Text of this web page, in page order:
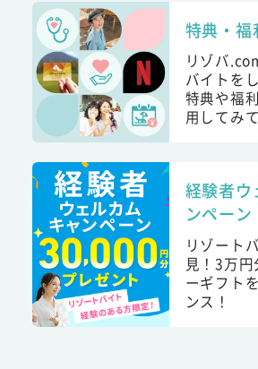
特典・福
リゾバ
バイトを
特典や福
用してみ
経験者ウ
ンペーン
リゾート
見！3万
ーギフト
ンス！